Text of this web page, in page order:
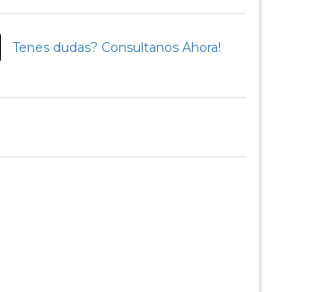
Tenes dudas? Consultanos Ahora!